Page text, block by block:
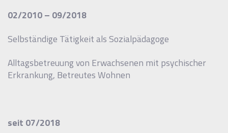
02/2010 – 09/2018
Selbständige Tätigkeit als Sozialpädagoge
Alltagsbetreuung von Erwachsenen mit psychischer
Erkrankung, Betreutes Wohnen
seit 07/2018